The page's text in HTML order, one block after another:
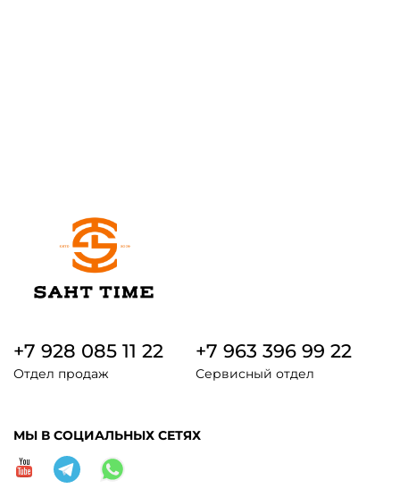
+7 928 085 11 22
Отдел продаж
+7 963 396 99 22
Сервисный отдел
МЫ В СОЦИАЛЬНЫХ СЕТЯХ